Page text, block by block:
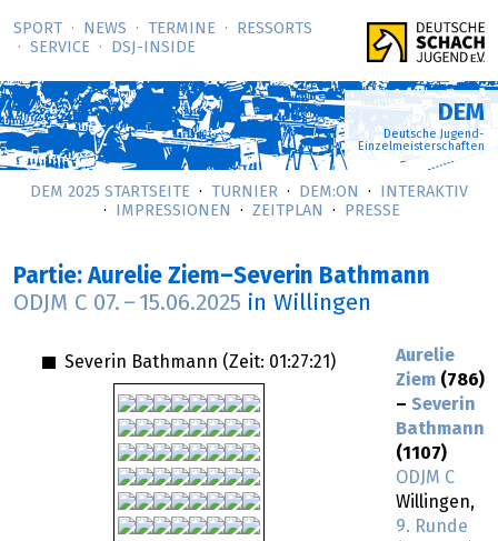
SPORT NEWS TERMINE
RESSORTS
SERVICE
DSJ-­INSIDE
DEM
Deutsche Jugend-
Einzelmeisterschaften
DEM 2025 STARTSEITE TURNIER DEM:ON
INTERAKTIV
IMPRESSIONEN
ZEITPLAN PRESSE
Partie: Aurelie Ziem–Severin Bathmann
ODJM C 07. – 15.06.2025 in Willingen
Severin Bathmann (Zeit: 01:27:21 )
Aurelie
Ziem (786)
– Severin
Bathmann
(1107)
ODJM C
Willingen,
9. Runde